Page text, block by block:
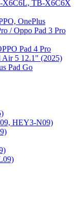
X6C6L, TB-X6C6X
OnePlus
/ Oppo Pad 3 Pro
Pad 4 Pro
Air 5 12.1" (2025)
Pad Go
HEY3-N09)